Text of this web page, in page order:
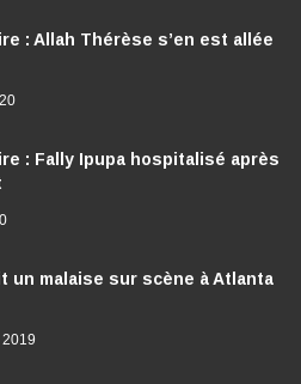
: Allah Thérèse s’en est allée
: Fally Ipupa hospitalisé après
un malaise sur scène à Atlanta